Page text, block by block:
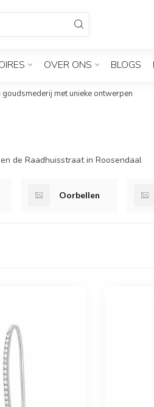
OVER ONS BLOGS
goudsmederij met unieke ontwerpen
de Raadhuisstraat in Roosendaal
Oorbellen